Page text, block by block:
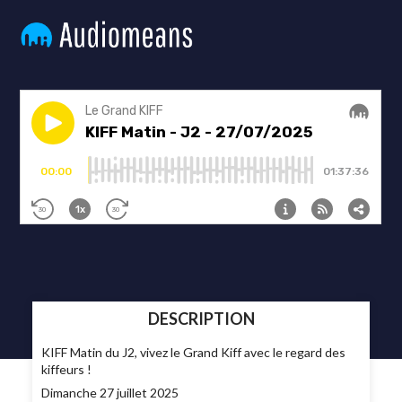
DESCRIPTION
KIFF Matin du J2, vivez le Grand Kiff avec le regard des
kiffeurs !
Dimanche 27 juillet 2025